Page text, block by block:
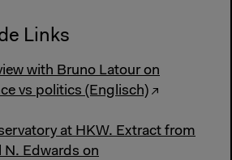
Links
with Bruno Latour on
vs politics (Englisch)
at HKW. Extract from
N. Edwards on